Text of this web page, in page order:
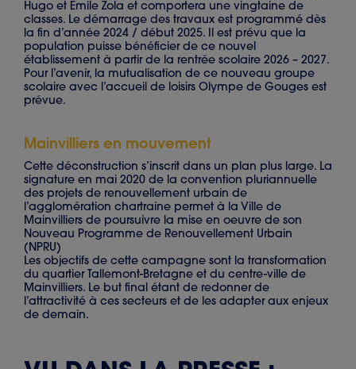
Hugo et Emile Zola et comportera une vingtaine de
classes. Le démarrage des travaux est programmé dès
la fin d’année 2024 / début 2025. Il est prévu que la
population puisse bénéficier de ce nouvel
établissement à partir de la rentrée scolaire 2026 – 2027.
Pour l’avenir, la mutualisation de ce nouveau groupe
scolaire avec l’accueil de loisirs Olympe de Gouges est
prévue.
Mainvilliers en mouvement
Cette déconstruction s’inscrit dans un plan plus large. La
signature en mai 2020 de la convention pluriannuelle
des projets de renouvellement urbain de
l’agglomération chartraine permet à la Ville de
Mainvilliers de poursuivre la mise en oeuvre de son
Nouveau Programme de Renouvellement Urbain
(NPRU)
Les objectifs de cette campagne sont la transformation
du quartier Tallemont-Bretagne et du centre-ville de
Mainvilliers. Le but final étant de redonner de
l’attractivité à ces secteurs et de les adapter aux enjeux
de demain.